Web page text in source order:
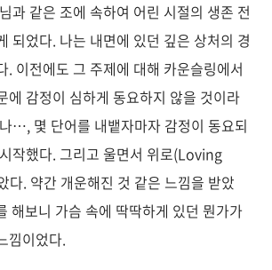
과 같은 조에 속하여 어린 시절의 생존 전
되었다. 나는 내면에 있던 깊은 상처의 경
. 이전에도 그 주제에 대해 카운슬링에서
에 감정이 심하게 동요하지 않을 것이라
…, 몇 단어를 내뱉자마자 감정이 동요되
작했다. 그리고 울면서 위로(Loving
. 약간 개운해진 것 같은 느낌을 받았
해보니 가슴 속에 딱딱하게 있던 뭔가가
낌이었다.